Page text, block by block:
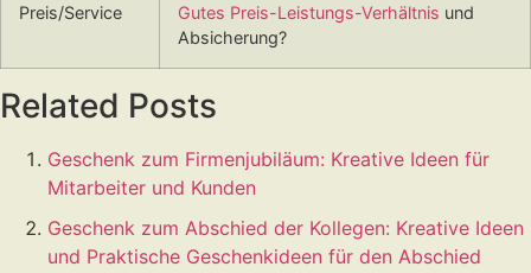
Preis/Service Gutes Preis-Leistungs-Verhältnis und
Absicherung?
Related Posts
Geschenk zum Firmenjubiläum: Kreative Ideen für
Mitarbeiter und Kunden
Geschenk zum Abschied der Kollegen: Kreative Ideen
und Praktische Geschenkideen für den Abschied